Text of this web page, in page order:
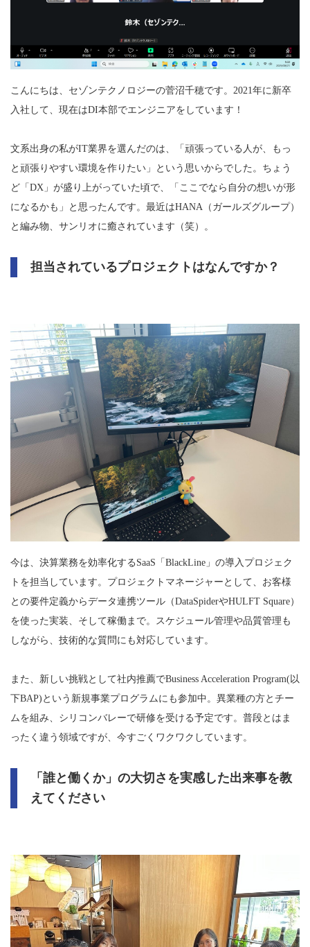
こんにちは、セゾンテクノロジーの菅沼千穂です。2021年に新卒
入社して、現在はDI本部でエンジニアをしています！
文系出身の私がIT業界を選んだのは、「頑張っている人が、もっ
と頑張りやすい環境を作りたい」という思いからでした。ちょう
ど「DX」が盛り上がっていた頃で、「ここでなら自分の想いが形
になるかも」と思ったんです。最近はHANA（ガールズグループ）
と編み物、サンリオに癒されています（笑）。
担当されているプロジェクトはなんですか？
今は、決算業務を効率化するSaaS「BlackLine」の導入プロジェク
トを担当しています。プロジェクトマネージャーとして、お客様
との要件定義からデータ連携ツール（DataSpiderやHULFT Square）
を使った実装、そして稼働まで。スケジュール管理や品質管理も
しながら、技術的な質問にも対応しています。
また、新しい挑戦として社内推薦でBusiness Acceleration Program(以
下BAP)という新規事業プログラムにも参加中。異業種の方とチー
ムを組み、シリコンバレーで研修を受ける予定です。普段とはま
ったく違う領域ですが、今すごくワクワクしています。
「誰と働くか」の大切さを実感した出来事を教
えてください